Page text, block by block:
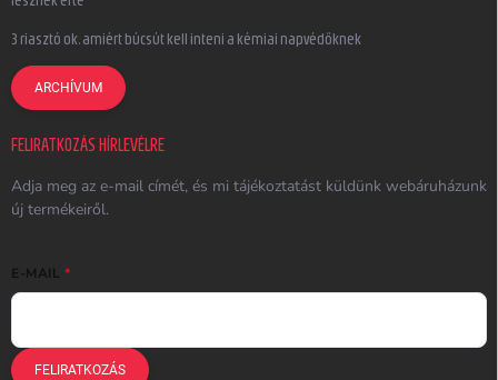
3 riasztó ok, amiért búcsút kell inteni a kémiai napvédőknek
ARCHÍVUM
FELIRATKOZÁS HÍRLEVÉLRE
Adja meg az e-mail címét, és mi tájékoztatást küldünk webáruházunk
új termékeiről.
E-MAIL
FELIRATKOZÁS